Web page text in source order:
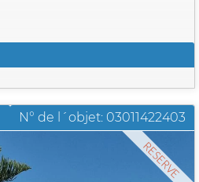
N° de l´objet: 03011422403
RESERVE